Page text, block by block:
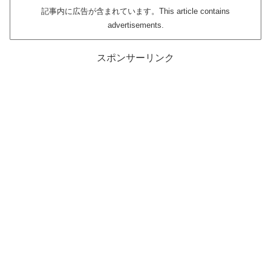
記事内に広告が含まれています。This article contains
advertisements.
スポンサーリンク